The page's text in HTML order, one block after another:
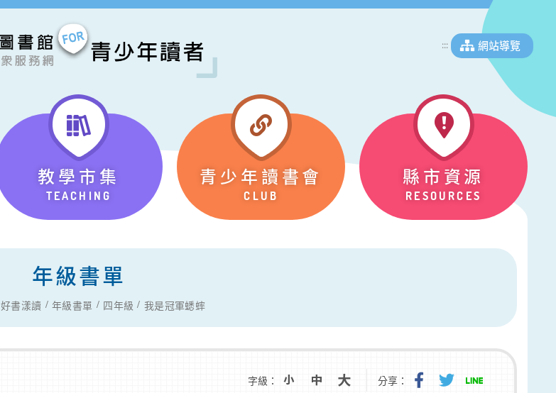
::: 網站導覽
教學市集
TEACHING
青少年讀書會
CLUB
縣市資源
RESOURCES
年級書單
好書漾讀 年級書單 四年級 我是冠軍蟋蟀
字級： 分享：